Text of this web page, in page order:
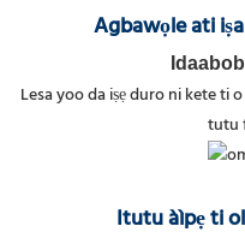
Agbawọle ati
Lesa yoo da iṣẹ duro ni kete ti
tutu
Itutu àìpẹ ti